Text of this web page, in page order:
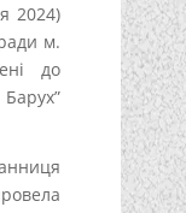
2024)
м.
до